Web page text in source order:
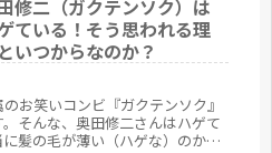
修二（ガクテンソク）は
ている！そう思われる理
いつからなのか？
お笑いコンビ『ガクテンソク』
そんな、奥田修二さんはハゲて
髪の毛が薄い（ハゲな）のか、